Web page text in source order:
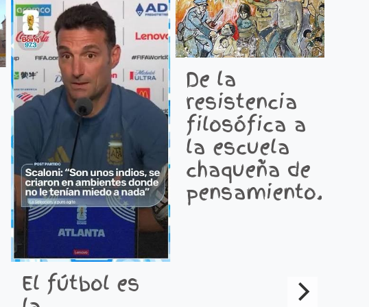
El fútbol es
De la
resistencia
filosófica a
la escuela
chaqueña de
pensamiento.